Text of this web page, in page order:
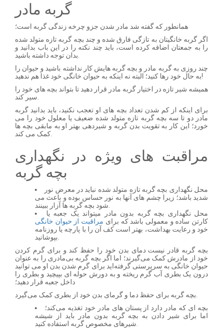
گربه مادر
همانطور که گفته شد مادر شدن جزو چرخه زندگی گربه است؛
اگر گربه خانگیتان به تازگی فارق شده و چند بچه گربه تازه متولد شده
را به جمعتان اضافه کرده است، باید چند نکته را در این باب بدانید و
چند روزی به گربه مادر و بچه گربه هایش کار نداشته باشید و حیوان را
به حال خود رها کنید؛ البته نه اینکه به حیوان خانگی خود غذا هم ندهید!
همیشه شیر تازه در اختیار گربه مادر قرار دهید تا بتواند بچه های خود را
برای اینکه از کم شدن تعداد بچه های او تعجب نکنید، باید بدانید گربه
مادر دو تا سه بچه گربه تازه متولد شده ضعیف یا معلول خود را می
خورد؛ این کار به تقویت بدن گربه و شیردهی بهتر او به مابقی بچه ها
مراقبت های ویژه در نگهداری
بچه گربه
محل نگهداری بچه گربه تازه متولد شده نباید در معرض نور
شدید باشد؛ زیرا چشم های آنها به نور حساس بوده و باعث می
محل نگهداری بچه گربه بدون مادر میتواند یک جعبه یا
کارتن ساده و معمولی باشد که برای مراقبت از حیوان خانگی
خود و رعایت بهداشت، بهتر است کف آن را با پارچه یا روزنامه
بچه گربه قادر نیست دمای بدن خود را حفظ کند و برای گرم کردن
خود از مادرش کمک می‌گیرند؛ اما اگر بچه گربه بی‌مادری را به عنوان
حیوان خانگی به سرپرستی گرفته‌اید برای گرم شدن بدن او می توانید
درون یک بطری آب گرم ریخته و به دورش حوله ای بپیچید و بطری را
داخل جعبه قرار دهید؛
بچه ای که مادر دارد از پستان های مادر خود تغذیه می‌کند؛
اما برای شیر دادن به بچه گربه بدون مادر باید از شیشه